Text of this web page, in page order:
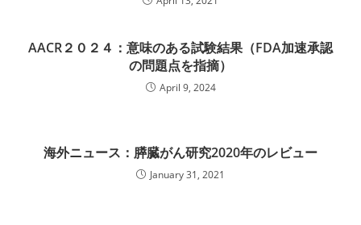
AACR２０２４：意味のある試験結果（FDA加速承認
の問題点を指摘）
April 9, 2024
海外ニュース：膵臓がん研究2020年のレビュー
January 31, 2021